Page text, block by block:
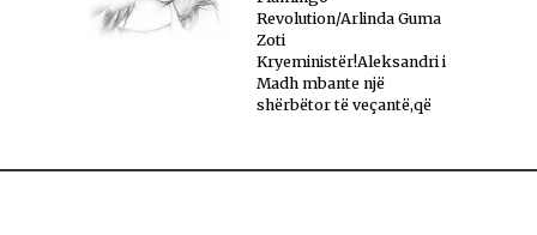
Revolution/Arlinda Guma
Zoti
Kryeministër!Aleksandri i
Madh mbante një
shërbëtor të veçantë,që